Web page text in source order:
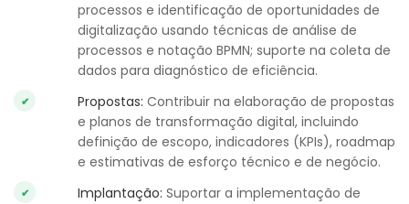
processos e identificação de oportunidades de
digitalização usando técnicas de análise de
processos e notação BPMN; suporte na coleta de
dados para diagnóstico de eficiência.
Propostas: Contribuir na elaboração de propostas
e planos de transformação digital, incluindo
definição de escopo, indicadores (KPIs), roadmap
e estimativas de esforço técnico e de negócio.
Implantação: Suportar a implementação de